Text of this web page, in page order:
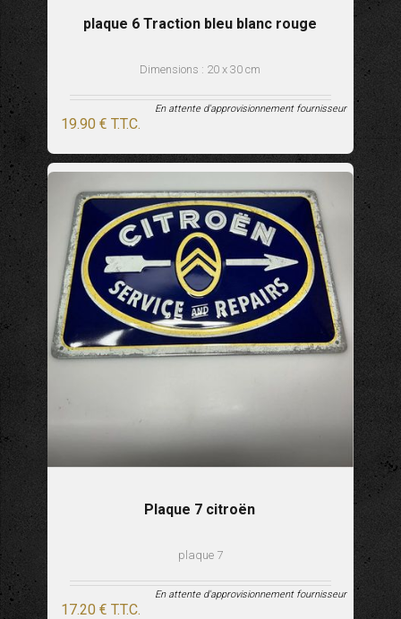
plaque 6 Traction bleu blanc rouge
Dimensions : 20 x 30 cm
19.90 € T.T.C.
En attente d'approvisionnement fournisseur
Plaque 7 citroën
plaque 7
17.20 € T.T.C.
En attente d'approvisionnement fournisseur